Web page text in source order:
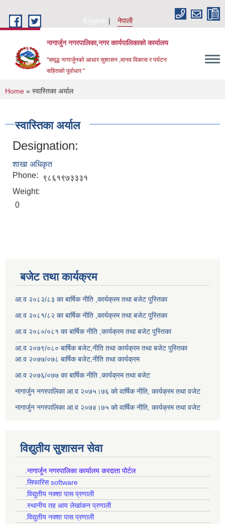
English
नेपाली
नागार्जुन नगरपालिका,नगर कार्यपालिकाको कार्यालय
"समृद्ध नागार्जुनको आधार सुशासन ,मानव विकास र पर्यटन
सहितको पूर्वाधार "
You are here
Home » स्वास्तिका अर्याल
स्वास्तिका अर्याल
Designation:
शाखा अधिकृत
Phone:
९८६१९७३३३१
Weight:
0
बजेट तथा कार्यक्रम
आ.व २०८२/८३ का बार्षिक नीति ,कार्यक्रम तथा बजेट पुस्तिका
आ.व २०८१/८२ का बार्षिक नीति ,कार्यक्रम तथा बजेट पुस्तिका
आ.व २०८०/०८१ का बार्षिक नीति ,कार्यक्रम तथा बजेट पुस्तिका
आ.व २०७९/०८० बार्षिक बजेट,नीति तथा कार्यक्रम तथा बजेट पुस्तिका
आ.व २०७७/०७८ बार्षिक बजेट,नीति तथा कार्यक्रम
आ.व २०७६/०७७ का बार्षिक नीति ,कार्यक्रम तथा बजेट
नागार्जुन नगरपालिका आ.व २०७५।७६ को वार्षिक नीति, कार्यक्रम तथा वजेट
नागार्जुन नगरपालिका आ.व २०७४।७५ को वार्षिक नीति, कार्यक्रम तथा वजेट
विद्युतीय सुशासन सेवा
.नागार्जुन नगरपालिका कार्यालय करदाता पोर्टल
.सिफारिस software
.विद्युतीय नक्शा पास प्रणाली
.स्थानीय तह आय लेखांकन प्रणाली
.विद्युतीय नक्शा पास प्रणाली